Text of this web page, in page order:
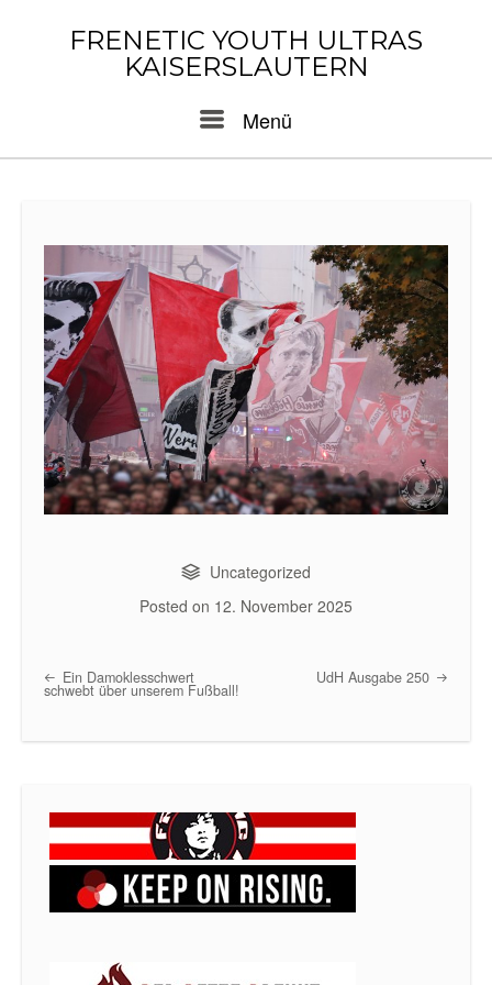
FRENETIC YOUTH ULTRAS
KAISERSLAUTERN
Menü
Uncategorized
Posted on 12. November 2025
Post navigation
Ein Damoklesschwert
schwebt über unserem Fußball!
UdH Ausgabe 250